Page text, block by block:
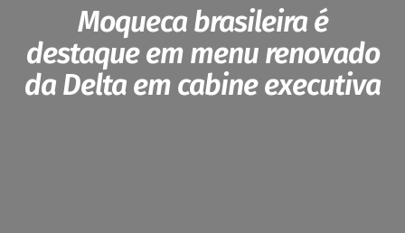
Moqueca brasileira é
destaque em menu renovado
da Delta em cabine executiva